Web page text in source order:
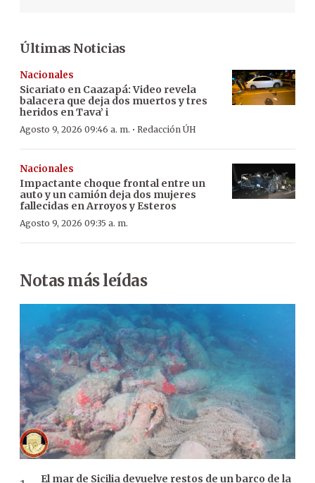
Últimas Noticias
Nacionales
Sicariato en Caazapá: Video revela
balacera que deja dos muertos y tres
heridos en Tava’ i
Agosto 9, 2026 09:46 a. m. · Redacción ÚH
Nacionales
Impactante choque frontal entre un
auto y un camión deja dos mujeres
fallecidas en Arroyos y Esteros
Agosto 9, 2026 09:35 a. m.
Notas más leídas
El mar de Sicilia devuelve restos de un barco de la